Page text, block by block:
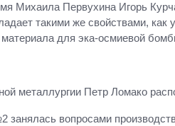
Михаила Первухина Игорь
такими же свойствами,
материала для эка-осмиевой
металлургии Петр Ломако
занялась вопросами